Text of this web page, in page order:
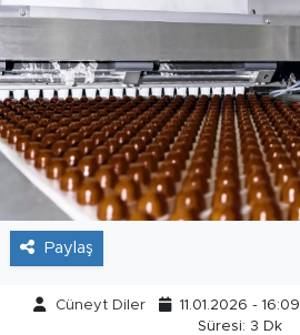
Paylaş
Cüneyt Diler 11.01.2026 - 16:09
Süresi: 3 Dk